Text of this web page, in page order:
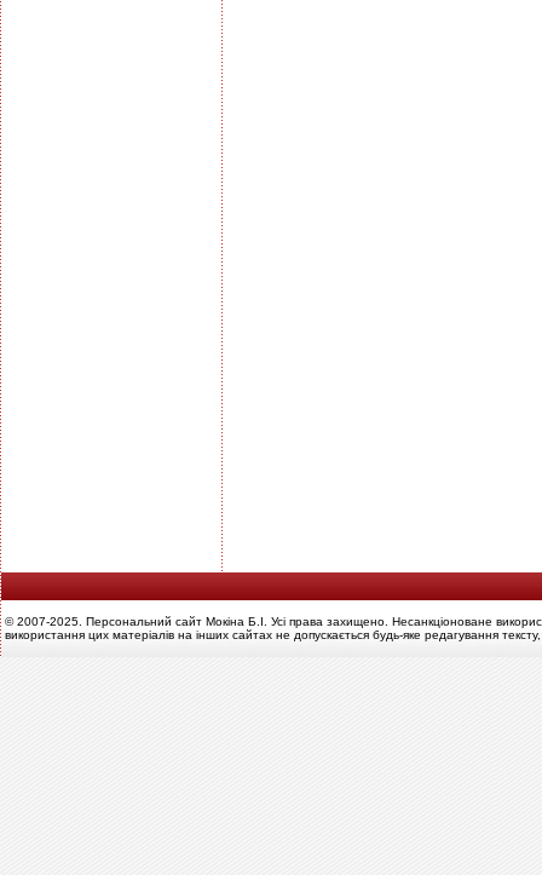
© 2007-2025. Персональний сайт Мокіна Б.І. Усі права захищено. Несанкціоноване
використання цих матеріалів на інших сайтах не допускається будь-яке редагування